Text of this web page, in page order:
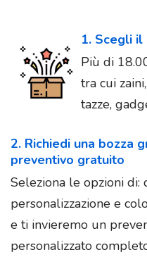
1. Scegli
Più di
tra cui
tazze,
2. Richiedi una bozza
preventivo gratuito
Seleziona le opzioni di:
personalizzazione e
e ti invieremo un
personalizzato